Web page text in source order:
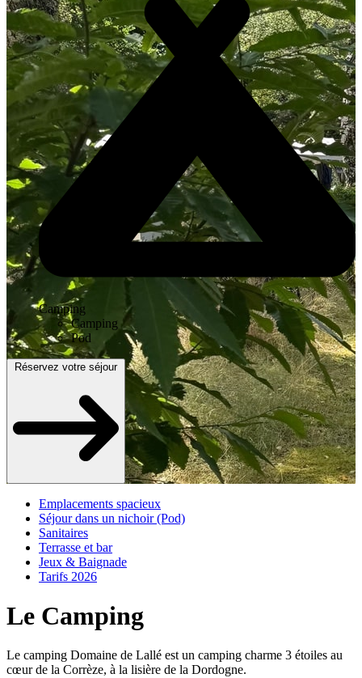
Camping
Camping
Pod
Réservez votre séjour
Emplacements spacieux
Séjour dans un nichoir (Pod)
Sanitaires
Terrasse et bar
Jeux & Baignade
Tarifs 2026
Le Camping
Le camping Domaine de Lallé est un camping charme 3 étoiles au
cœur de la Corrèze, à la lisière de la Dordogne.